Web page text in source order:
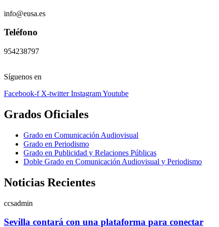
info@eusa.es
Teléfono
954238797
Síguenos en
Facebook-f X-twitter InstagramYoutube
Grados Oficiales
Grado en Comunicación Audiovisual
Grado en Periodismo
Grado en Publicidad y Relaciones Públicas
Doble Grado en Comunicación Audiovisual y Periodismo
Noticias Recientes
ccsadmin
Sevilla contará con una plataforma para conectar